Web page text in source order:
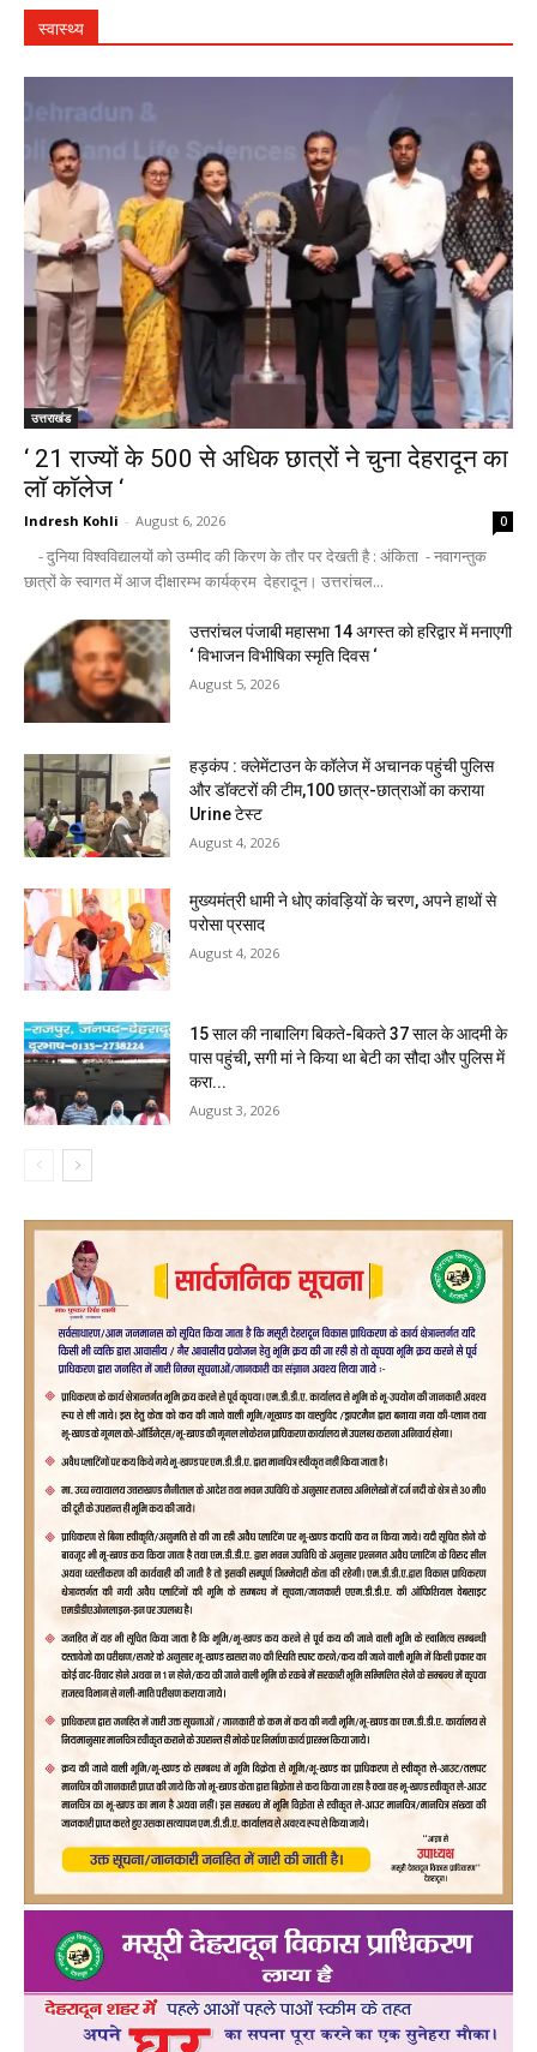
स्वास्थ्य
उत्तराखंड
‘ 21 राज्यों के 500 से अधिक छात्रों ने चुना देहरादून का
लाॅ काॅलेज ‘
Indresh Kohli - August 6, 2026 0
- दुनिया विश्वविद्यालयों को उम्मीद की किरण के तौर पर देखती है : अंकिता - नवागन्तुक
छात्रों के स्वागत में आज दीक्षारम्भ कार्यक्रम देहरादून। उत्तरांचल...
उत्तरांचल पंजाबी महासभा 14 अगस्त को हरिद्वार में मनाएगी
‘ विभाजन विभीषिका स्मृति दिवस ‘
August 5, 2026
हड़कंप : क्लेमेंटाउन के कॉलेज में अचानक पहुंची पुलिस
और डॉक्टरों की टीम,100 छात्र-छात्राओं का कराया
Urine टेस्ट
August 4, 2026
मुख्यमंत्री धामी ने धोए कांवड़ियों के चरण, अपने हाथों से
परोसा प्रसाद
August 4, 2026
15 साल की नाबालिग बिकते-बिकते 37 साल के आदमी के
पास पहुंची, सगी मां ने किया था बेटी का सौदा और पुलिस में
करा...
August 3, 2026